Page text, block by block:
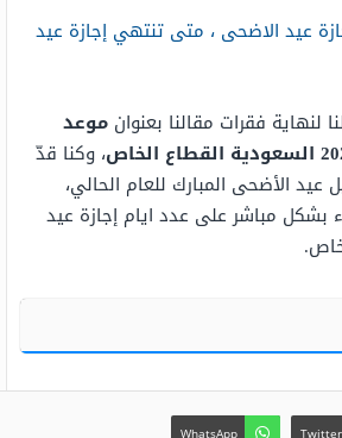
عيد الاضحى ، متى تنتهي إجازة عيد
لنهاية فقرات مقالنا بعنوان موعد
، وكنا قدّ
عيد الأضحى المبارك للعام الحالي،
بشكل مباشر على عدد ايام إجازة عيد
Twitter
WhatsApp